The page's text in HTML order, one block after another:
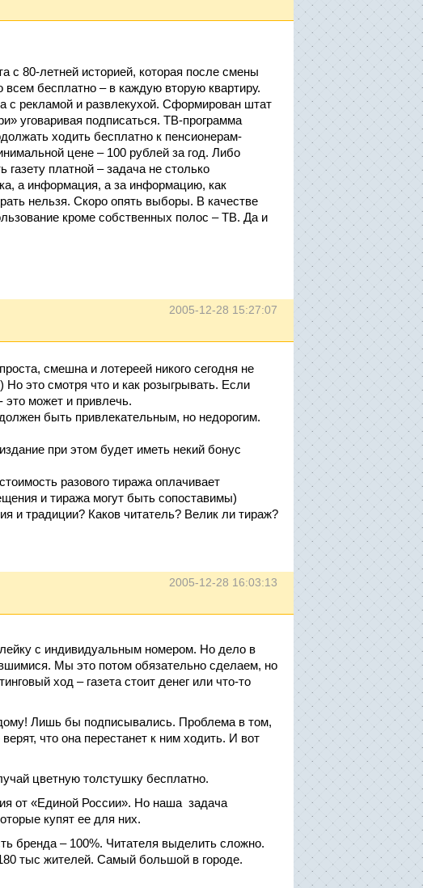
с 80-летней историей, которая после смены
бесплатно – в каждую вторую квартиру.
с рекламой и развлекухой. Сформирован штат
уговаривая подписаться. ТВ-программа
ходить бесплатно к пенсионерам-
цене – 100 рублей за год. Либо
платной – задача не столько
а информация, а за информацию, как
нельзя. Скоро опять выборы. В качестве
кроме собственных полос – ТВ. Да и
2005-12-28 15:27:07
смешна и лотереей никого сегодня не
это смотря что и как розыгрывать. Если
это может и привлечь.
быть привлекательным, но недорогим.
при этом будет иметь некий бонус
разового тиража оплачивает
и тиража могут быть сопоставимы)
и традиции? Каков читатель? Велик ли тираж?
2005-12-28 16:03:13
с индивидуальным номером. Но дело в
Мы это потом обязательно сделаем, но
ход – газета стоит денег или что-то
Лишь бы подписывались. Проблема в том,
что она перестанет к ним ходить. И вот
цветную толстушку бесплатно.
от «Единой России». Но наша задача
купят ее для них.
бренда – 100%. Читателя выделить сложно.
тыс жителей. Самый большой в городе.